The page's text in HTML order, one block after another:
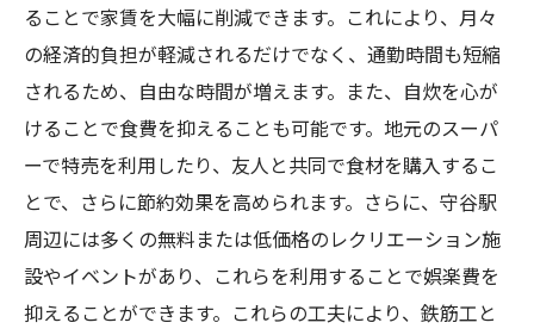
ることで家賃を大幅に削減できます。これにより、月々
の経済的負担が軽減されるだけでなく、通勤時間も短縮
されるため、自由な時間が増えます。また、自炊を心が
けることで食費を抑えることも可能です。地元のスーパ
ーで特売を利用したり、友人と共同で食材を購入するこ
とで、さらに節約効果を高められます。さらに、守谷駅
周辺には多くの無料または低価格のレクリエーション施
設やイベントがあり、これらを利用することで娯楽費を
抑えることができます。これらの工夫により、鉄筋工と